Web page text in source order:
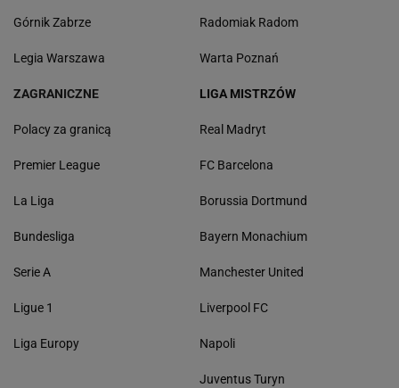
Górnik Zabrze
Legia Warszawa
Radomiak Radom
Warta Poznań
ZAGRANICZNE
Polacy za granicą
Premier League
La Liga
Bundesliga
Serie A
Ligue 1
Liga Europy
LIGA MISTRZÓW
Real Madryt
FC Barcelona
Borussia Dortmund
Bayern Monachium
Manchester United
Liverpool FC
Napoli
Juventus Turyn